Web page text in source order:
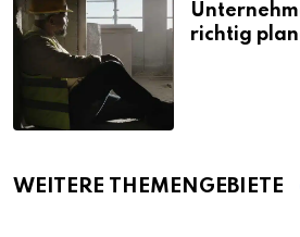
richtig
WEITERE THEMENGEBIETE